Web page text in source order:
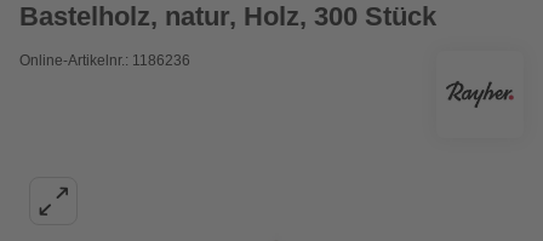
Bastelholz, natur, Holz, 300 Stück
Online-Artikelnr.: 1186236